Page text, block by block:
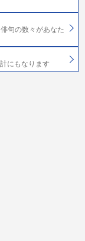
句の数々があなた
にもなります